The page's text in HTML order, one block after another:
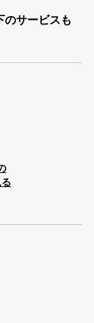
のサービスも